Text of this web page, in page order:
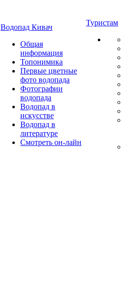
Водопад Кивач
Общая
информация
Топонимика
Первые цветные
фото водопада
Фотографии
водопада
Водопад в
искусстве
Водопад в
литературе
Смотреть он-лайн
Туристам